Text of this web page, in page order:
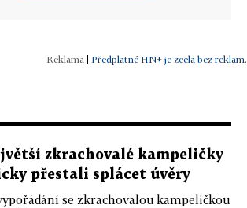
| Předplatné HN+ je zcela bez reklam.
zkrachovalé kampeličky
přestali splácet úvěry
se zkrachovalou kampeličkou